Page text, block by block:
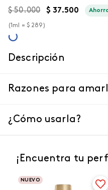
$ 50.000 $ 37.500
(1ml = $ 289)
Descripción
Razones para
¿Cómo usarla?
¡Encuentra tu
NUEVO